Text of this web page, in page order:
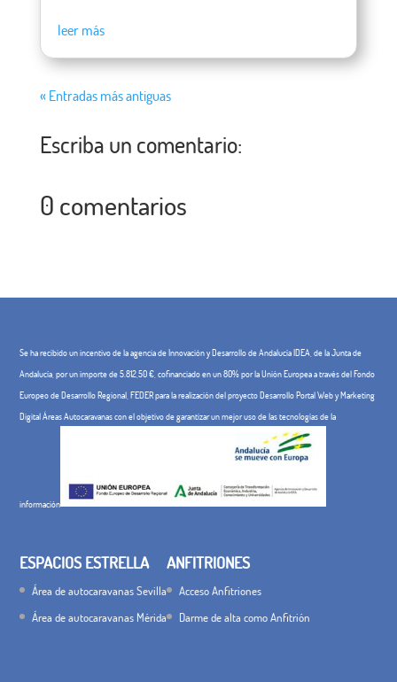
leer más
« Entradas más antiguas
Escriba un comentario:
0 comentarios
Se ha recibido un incentivo de la agencia de Innovación y Desarrollo de Andalucía IDEA, de la Junta de
Andalucía, por un importe de 5.812,50 €, cofinanciado en un 80% por la Unión Europea a través del Fondo
Europeo de Desarrollo Regional, FEDER para la realización del proyecto Desarrollo Portal Web y Marketing
Digital Áreas Autocaravanas con el objetivo de garantizar un mejor uso de las tecnologías de la
información
ESPACIOS ESTRELLA
Área de autocaravanas Sevilla
Área de autocaravanas Mérida
ANFITRIONES
Acceso Anfitriones
Darme de alta como Anfitrión